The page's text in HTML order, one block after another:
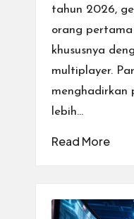
tahun 2026,
orang pertama
khususnya
multiplayer.
menghadirkan
lebih…
Read More